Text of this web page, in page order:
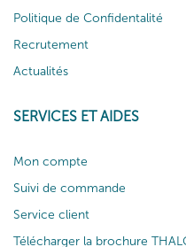
Politique de Confidentalité
Recrutement
Actualités
SERVICES ET AIDES
Mon compte
Suivi de commande
Service client
Télécharger la brochure